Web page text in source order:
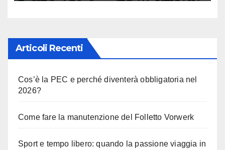
Articoli Recenti
Cos’è la PEC e perché diventerà obbligatoria nel
2026?
Come fare la manutenzione del Folletto Vorwerk
Sport e tempo libero: quando la passione viaggia in